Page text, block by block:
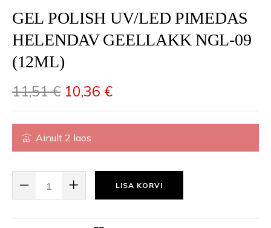
GEL POLISH UV/LED PIMEDAS
HELENDAV GEELLAKK NGL-09
(12ML)
11,51€ Algne hind oli: 11,51 €.
10,36 €Praegune hind on:
Ainult 2 laos
LISA KORVI